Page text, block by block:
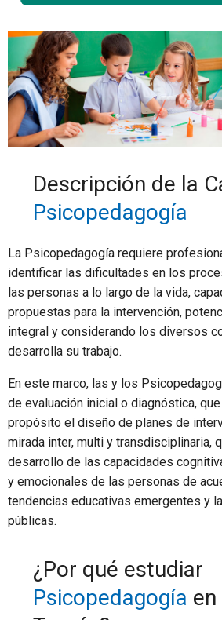
Descripción de la
Psicopedagogía
La Psicopedagogía requiere
identificar las dificultades en los
las personas a lo largo de la vida,
propuestas para la intervención,
integral y considerando los diversos
desarrolla su trabajo.
En este marco, las y los
de evaluación inicial o diagnóstica,
propósito el diseño de planes de
mirada inter, multi y transdisciplinaria,
desarrollo de las capacidades
y emocionales de las personas de
tendencias educativas emergentes y
públicas.
¿Por qué estudiar
Psicopedagogía